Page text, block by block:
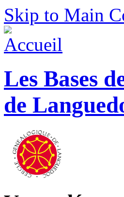
Skip to Main
Les Bases
de